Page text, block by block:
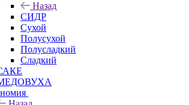
Назад
СИДР
Сухой
Полусухой
Полусладкий
Сладкий